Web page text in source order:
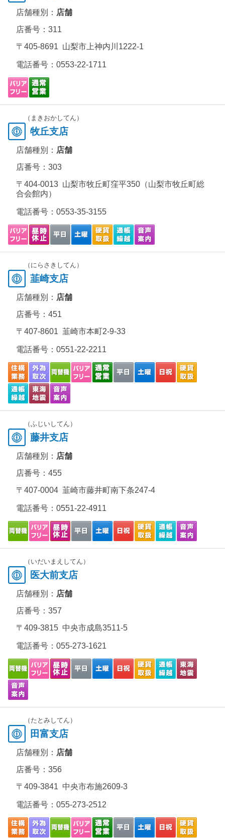
店舗種別： 店舗
店番号：311
〒405-8691 山梨市上神内川1222-1
電話番号： 0553-22-1711
（まきおかしてん）
牧丘支店
店舗種別： 店舗
店番号：303
〒404-0013 山梨市牧丘町窪平350（山梨市牧丘町総
合会館内）
電話番号： 0553-35-3155
（にらさきしてん）
韮崎支店
店舗種別： 店舗
店番号：451
〒407-8601 韮崎市本町2-9-33
電話番号： 0551-22-2211
（ふじいしてん）
藤井支店
店舗種別： 店舗
店番号：455
〒407-0004 韮崎市藤井町南下条247-4
電話番号： 0551-22-4911
（いだいまえしてん）
医大前支店
店舗種別： 店舗
店番号：357
〒409-3815 中央市成島3511-5
電話番号： 055-273-1621
（たとみしてん）
田富支店
店舗種別： 店舗
店番号：356
〒409-3841 中央市布施2609-3
電話番号： 055-273-2512